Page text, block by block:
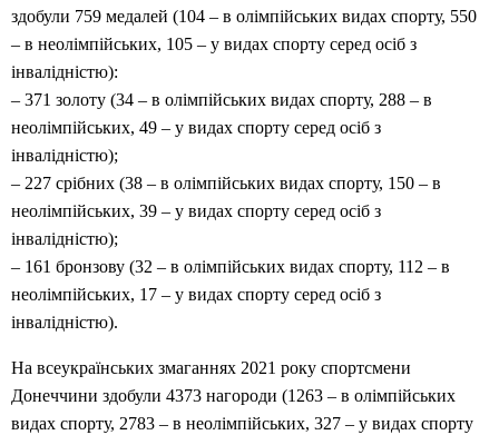
здобули 759 медалей (104 – в олімпійських видах спорту, 550
– в неолімпійських, 105 – у видах спорту серед осіб з
інвалідністю):
– 371 золоту (34 – в олімпійських видах спорту, 288 – в
неолімпійських, 49 – у видах спорту серед осіб з
інвалідністю);
– 227 срібних (38 – в олімпійських видах спорту, 150 – в
неолімпійських, 39 – у видах спорту серед осіб з
інвалідністю);
– 161 бронзову (32 – в олімпійських видах спорту, 112 – в
неолімпійських, 17 – у видах спорту серед осіб з
інвалідністю).
На всеукраїнських змаганнях 2021 року спортсмени
Донеччини здобули 4373 нагороди (1263 – в олімпійських
видах спорту, 2783 – в неолімпійських, 327 – у видах спорту